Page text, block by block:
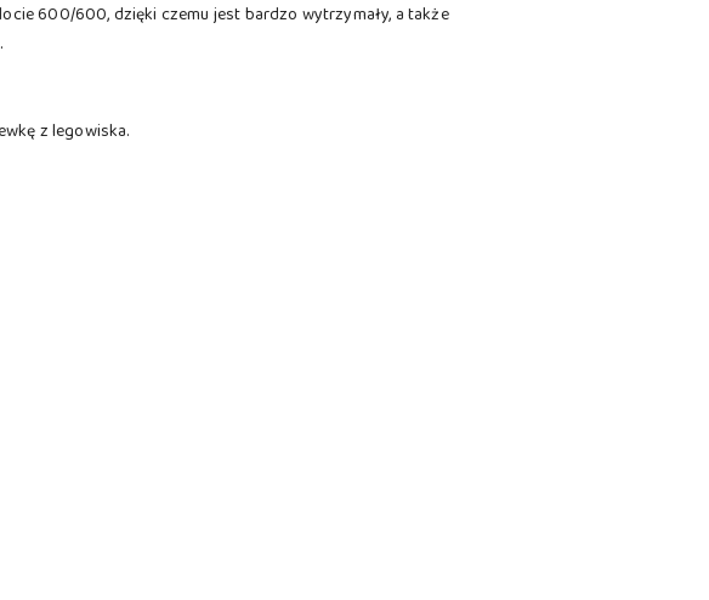
600/600, dzięki czemu jest bardzo wytrzymały, a także
z legowiska.